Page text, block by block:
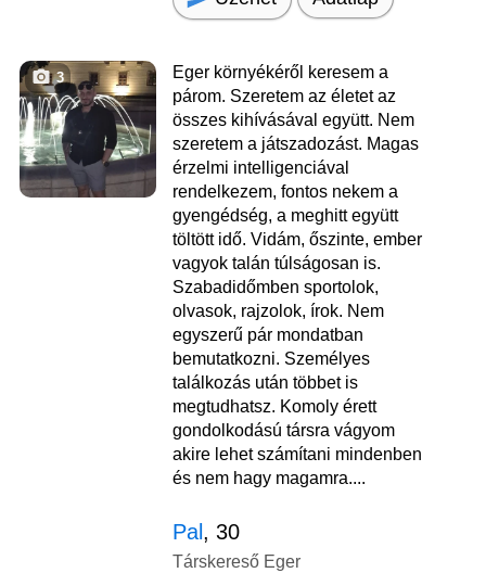
3
Eger környékéről keresem a
párom. Szeretem az életet az
összes kihívásával együtt. Nem
szeretem a játszadozást. Magas
érzelmi intelligenciával
rendelkezem, fontos nekem a
gyengédség, a meghitt együtt
töltött idő. Vidám, őszinte, ember
vagyok talán túlságosan is.
Szabadidőmben sportolok,
olvasok, rajzolok, írok. Nem
egyszerű pár mondatban
bemutatkozni. Személyes
találkozás után többet is
megtudhatsz. Komoly érett
gondolkodású társra vágyom
akire lehet számítani mindenben
és nem hagy magamra....
Pal , 30
Társkereső Eger